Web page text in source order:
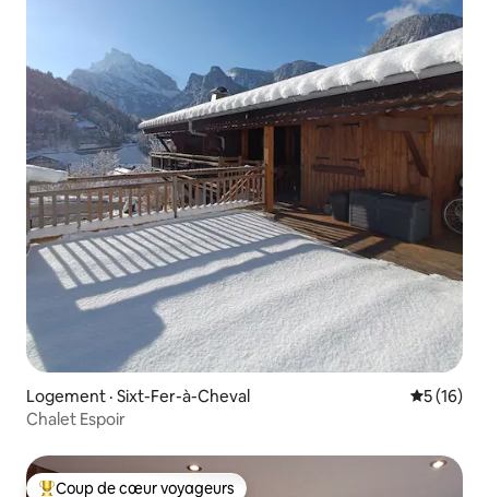
Logement · Sixt-Fer-à-Cheval Note
5 (16)
Chalet Espoir
Coup de cœur voyageurs